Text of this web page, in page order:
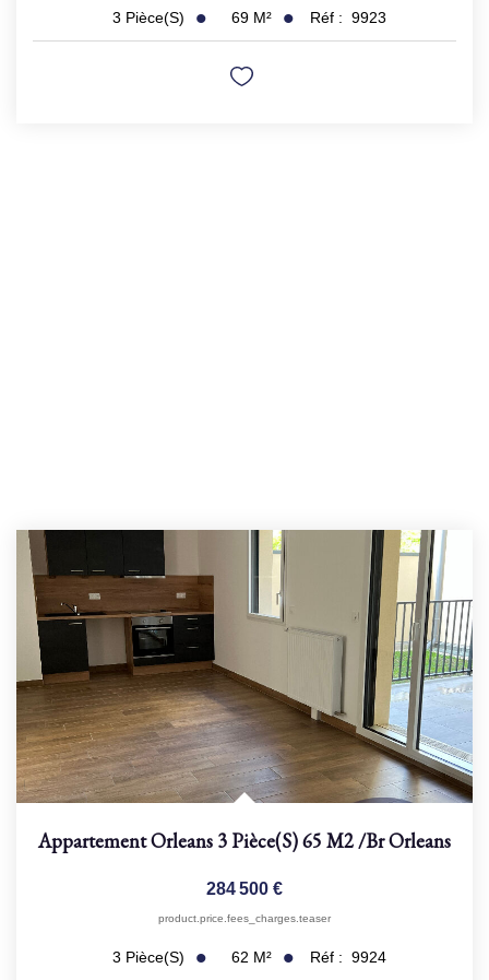
3 Pièce(s) 69 M² Réf : 9923
Appartement Orleans 3 Pièce(s) 65 M2/brOrleans
284 500 €
product.price.fees_charges.teaser
3 Pièce(s) 62 M² Réf : 9924